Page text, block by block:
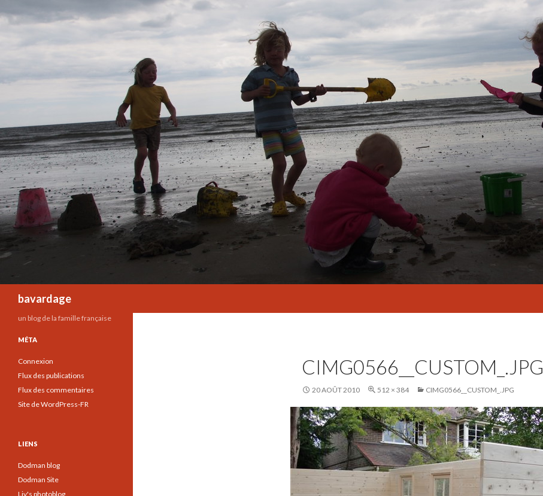
bavardage
CIMG0566__CUSTOM_.JPG
20 AOÛT 2010 512 × 384 CIMG0566__CUSTOM_.JPG
un blog de la famille française
MÉTA
Connexion
Flux des publications
Flux des commentaires
Site de WordPress-FR
LIENS
Dodman blog
Dodman Site
Liv's photoblog